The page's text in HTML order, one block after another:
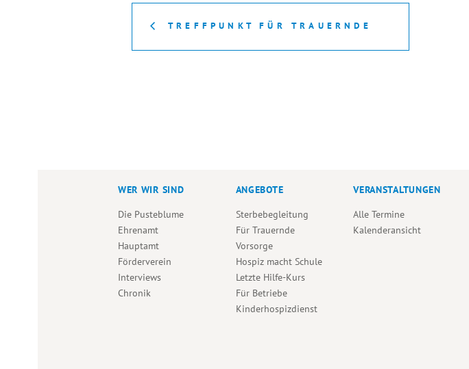
TREFFPUNKT FÜR TRAUERNDE
WER WIR SIND
Die Pusteblume
Ehrenamt
Hauptamt
Förderverein
Interviews
Chronik
ANGEBOTE
Sterbebegleitung
Für Trauernde
Vorsorge
Hospiz macht Schule
Letzte Hilfe-Kurs
Für Betriebe
Kinderhospizdienst
VERANSTALTUNGEN
Alle Termine
Kalenderansicht